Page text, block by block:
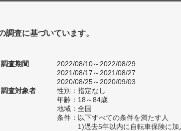
査に基づいています。
調査期間
2022/08/10～2022/08/29
2021/08/17～2021/08/27
2020/08/25～2020/09/03
調査対象者
性別：指定なし
年齢：18～84歳
地域：全国
条件：以下すべての条件を満たす人
1)過去5年以内に自転車保険に